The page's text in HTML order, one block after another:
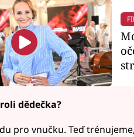
dědečka?
pro vnučku. Teď